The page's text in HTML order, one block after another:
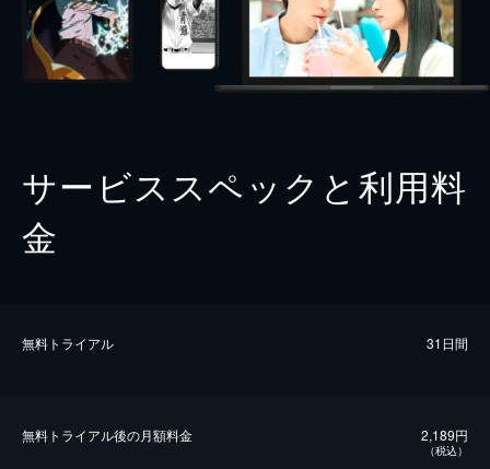
サービススペックと利用料
金
無料トライアル 31日間
無料トライアル後の⽉額料金 2,189円
（税込）